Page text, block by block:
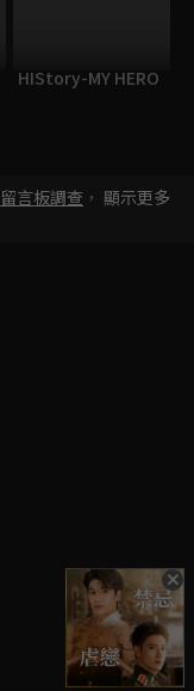
HIStory-MY HERO
留言板調查 ， 顯示更多